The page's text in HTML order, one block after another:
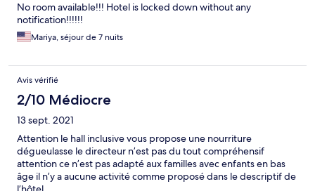
No room available!!! Hotel is locked down without any
notification!!!!!!
Mariya, séjour de 7 nuits
Avis vérifié
2/10 Médiocre
13 sept. 2021
Attention le hall inclusive vous propose une nourriture
dégueulasse le directeur n’est pas du tout compréhensif
attention ce n’est pas adapté aux familles avec enfants en bas
âge il n’y a aucune activité comme proposé dans le descriptif de